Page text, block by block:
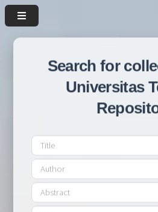
Search for
Universitas